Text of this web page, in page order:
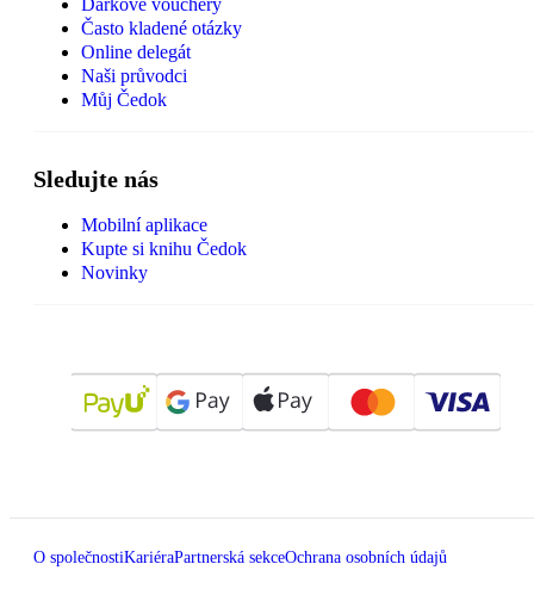
Dárkové vouchery
Často kladené otázky
Online delegát
Naši průvodci
Můj Čedok
Sledujte nás
Mobilní aplikace
Kupte si knihu Čedok
Novinky
O společnostiKariéraPartnerská sekceOchrana osobních údajů